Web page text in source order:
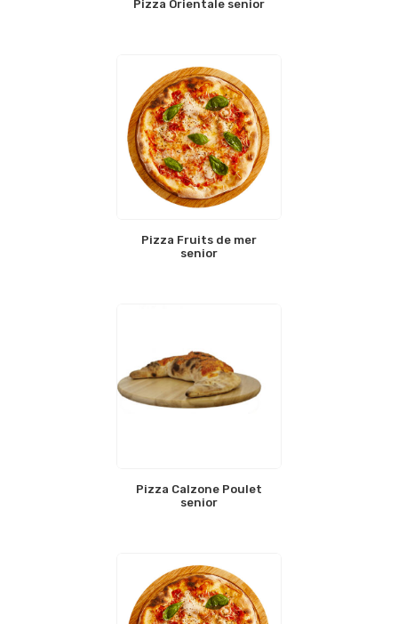
Pizza Orientale senior
Pizza Fruits de mer
senior
Pizza Calzone Poulet
senior